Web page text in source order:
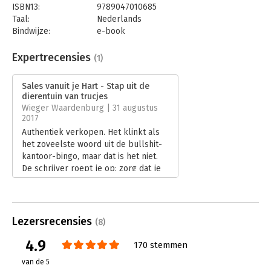
ISBN13:
9789047010685
Taal:
Nederlands
Bindwijze:
e-book
Bestandsformaat:
epub
Uitgever:
Business Contact
Druk:
1
Verschijningsdatum:
8-6-2017
Hoofdrubriek: Reclame en verkoop
Expertrecensies (1)
Sales vanuit je Hart - Stap uit de
dierentuin van trucjes
Wieger Waardenburg | 31 augustus
2017
Authentiek verkopen. Het klinkt als
het zoveelste woord uit de bullshit-
kantoor-bingo, maar dat is het niet.
De schrijver roept je op: zorg dat je
oprecht geïnteresseerd bent, word
die f*cking trucjes.
Lees verder
Lezersrecensies (8)
4.9
van de 5
170 stemmen